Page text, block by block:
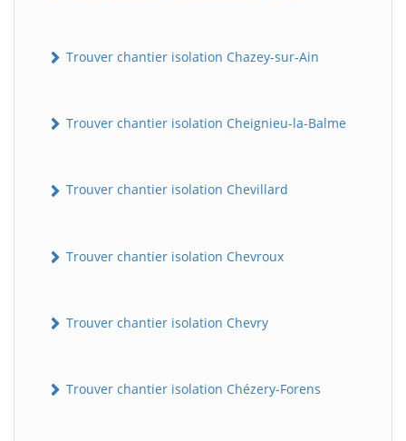
Trouver chantier isolation Chazey-sur-Ain
Trouver chantier isolation Cheignieu-la-Balme
Trouver chantier isolation Chevillard
Trouver chantier isolation Chevroux
Trouver chantier isolation Chevry
Trouver chantier isolation Chézery-Forens